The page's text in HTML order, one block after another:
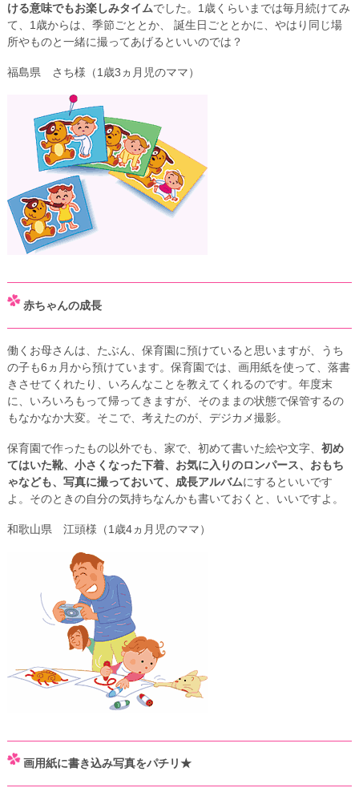
ける意味でもお楽しみタイムでした。1歳くらいまでは毎月続けてみ
て、1歳からは、季節ごととか、 誕生日ごととかに、やはり同じ場
所やものと一緒に撮ってあげるといいのでは？
福島県 さち様（1歳3ヵ月児のママ）
赤ちゃんの成長
働くお母さんは、たぶん、保育園に預けていると思いますが、うち
の子も6ヵ月から預けています。保育園では、画用紙を使って、落書
きさせてくれたり、いろんなことを教えてくれるのです。年度末
に、いろいろもって帰ってきますが、そのままの状態で保管するの
もなかなか大変。そこで、考えたのが、デジカメ撮影。
保育園で作ったもの以外でも、家で、初めて書いた絵や文字、 初め
てはいた靴、小さくなった下着、お気に入りのロンパース、おもち
ゃなども、写真に撮っておいて、成長アルバムにするといいです
よ。そのときの自分の気持ちなんかも書いておくと、いいですよ。
和歌山県 江頭様（1歳4ヵ月児のママ）
画用紙に書き込み写真をパチリ★